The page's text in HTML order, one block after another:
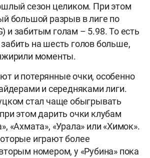
сезон целиком. При этом
большой разрыв в лиге по
и забитым голам – 5.98. То есть
на шесть голов больше,
моменты.
и потерянные очки, особенно
и середняками лиги.
стал чаще обыгрывать
этом дарить очки клубам
«Ахмата», «Урала» или «Химок».
играют более
номером, у «Рубина» пока